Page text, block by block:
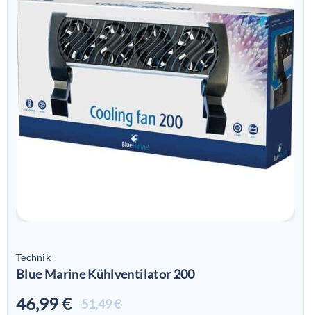
Technik
Blue Marine Kühlventilator 200
51,49 €
46,99 €
Aktueller